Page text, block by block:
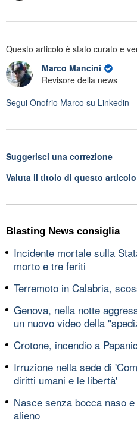
Questo articolo è stato curato e
Marco Mancini
Revisore della news
Segui Onofrio Marco su Linkedin
Suggerisci una correzione
Valuta il titolo di questo articolo
Blasting News consiglia
Incidente mortale sulla
morto e tre feriti
Terremoto in Calabria,
Genova, nella notte
un nuovo video della
Crotone, incendio a
Irruzione nella sede di
diritti umani e le libertà'
Nasce senza bocca naso
alieno